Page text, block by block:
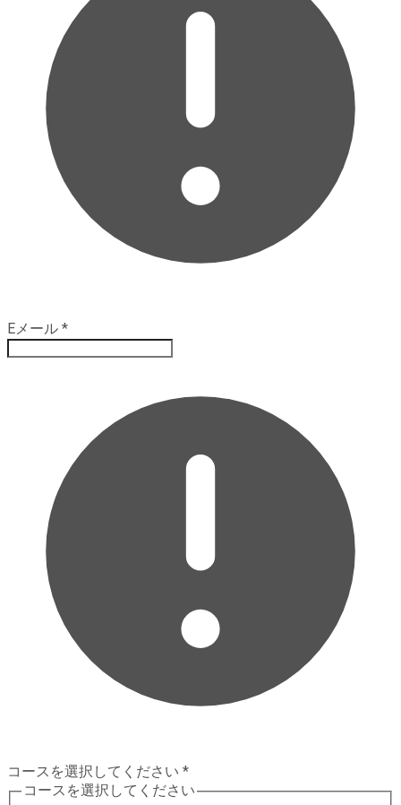
Eメール *
コースを選択してください *
コースを選択してください